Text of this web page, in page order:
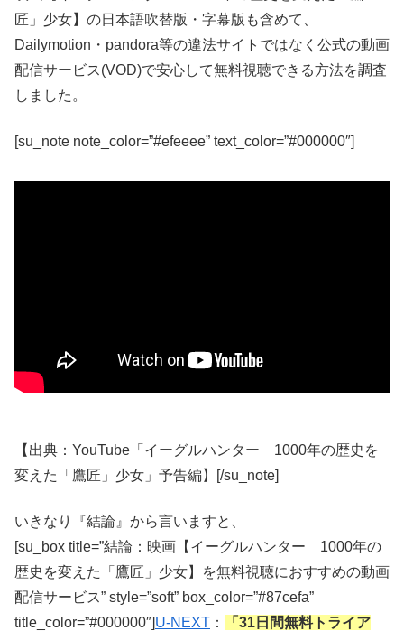
匠」少女】の日本語吹替版・字幕版も含めて、
Dailymotion・pandora等の違法サイトではなく公式の動画
配信サービス(VOD)で安心して無料視聴できる方法を調査
しました。
[su_note note_color=”#efeeee” text_color=”#000000″]
【出典：YouTube「イーグルハンター 1000年の歴史を
変えた「鷹匠」少女」予告編】[/su_note]
いきなり『結論』から言いますと、
[su_box title=”結論：映画【イーグルハンター 1000年の
歴史を変えた「鷹匠」少女】を無料視聴におすすめの動画
配信サービス” style=”soft” box_color=”#87cefa”
title_color=”#000000″]U-NEXT ：
「31日間無料トライア